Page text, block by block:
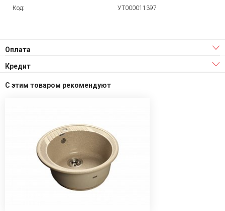
Код:
УТ000011397
Оплата
Кредит
С этим товаром рекомендуют